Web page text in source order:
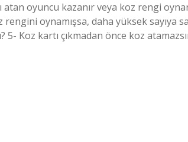
oyuncu kazanır veya koz rengi
oynamışsa, daha yüksek sayıya
Koz kartı çıkmadan önce koz